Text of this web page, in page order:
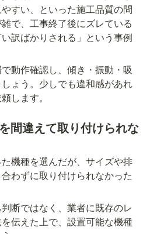
すい、といった施工品質の問
で、工事終了後にズレている
訳ばかりされる」という事例
で動作確認し、傾き・振動・吸
ょう。少しでも違和感があれ
します。
間違えて取り付けられな
機種を選んだが、サイズや排
わずに取り付けられなかった
判断ではなく、業者に既存のレ
伝えた上で、設置可能な機種